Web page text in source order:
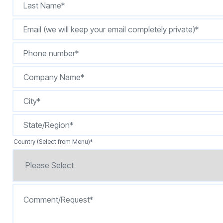
按型号划分的产品
Country (Select from Menu)*